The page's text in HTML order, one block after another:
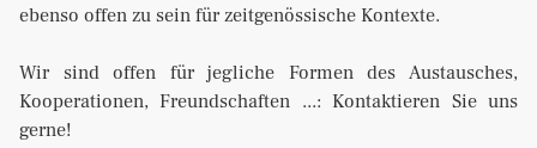
ebenso offen zu sein für zeitgenössische Kontexte.
Wir sind offen für jegliche Formen des Austausches,
Kooperationen, Freundschaften ...: Kontaktieren Sie uns
gerne!